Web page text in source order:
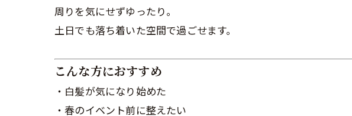
周りを気にせずゆったり。
土日でも落ち着いた空間で過ごせます。
こんな方におすすめ
・白髪が気になり始めた
・春のイベント前に整えたい